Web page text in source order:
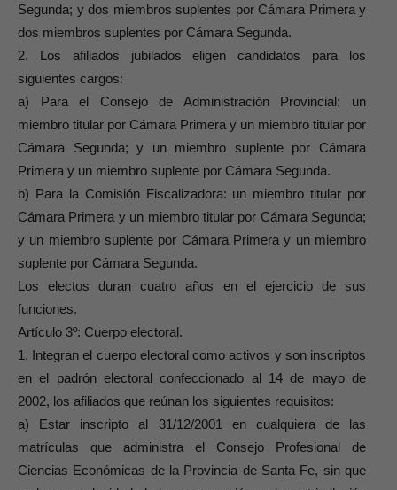
Segunda; y dos miembros suplentes por Cámara Primera y
dos miembros suplentes por Cámara Segunda.
2. Los afiliados jubilados eligen candidatos para los
siguientes cargos:
a) Para el Consejo de Administración Provincial: un
miembro titular por Cámara Primera y un miembro titular por
Cámara Segunda; y un miembro suplente por Cámara
Primera y un miembro suplente por Cámara Segunda.
b) Para la Comisión Fiscalizadora: un miembro titular por
Cámara Primera y un miembro titular por Cámara Segunda;
y un miembro suplente por Cámara Primera y un miembro
suplente por Cámara Segunda.
Los electos duran cuatro años en el ejercicio de sus
funciones.
Artículo 3º: Cuerpo electoral.
1. Integran el cuerpo electoral como activos y son inscriptos
en el padrón electoral confeccionado al 14 de mayo de
2002, los afiliados que reúnan los siguientes requisitos:
a) Estar inscripto al 31/12/2001 en cualquiera de las
matrículas que administra el Consejo Profesional de
Ciencias Económicas de la Provincia de Santa Fe, sin que